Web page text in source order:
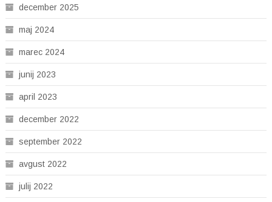
december 2025
maj 2024
marec 2024
junij 2023
april 2023
december 2022
september 2022
avgust 2022
julij 2022